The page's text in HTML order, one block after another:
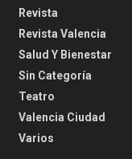
Revista
Revista Valencia
Salud Y Bienestar
Sin Categoría
Teatro
Valencia Ciudad
Varios